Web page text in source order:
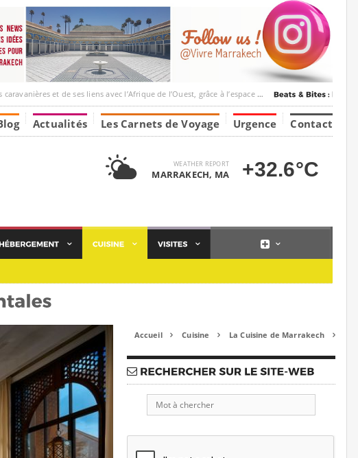
liens avec l’Afrique de l’Ouest, grâce à l’espace Marrakesh-Tumbuktu.
Actualités Les Carnets de Voyage Urgence Contact
WEATHER REPORT
MARRAKECH, MA +32.6°C
Accueil  Cuisine  La Cuisine de Marrakech 